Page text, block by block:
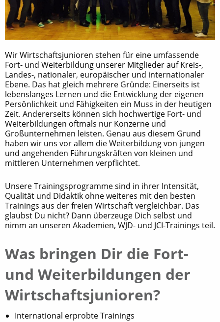
Wir Wirtschaftsjunioren stehen für eine umfassende
Fort- und Weiterbildung unserer Mitglieder auf Kreis-,
Landes-, nationaler, europäischer und internationaler
Ebene. Das hat gleich mehrere Gründe: Einerseits ist
lebenslanges Lernen und die Entwicklung der eigenen
Persönlichkeit und Fähigkeiten ein Muss in der heutigen
Zeit. Andererseits können sich hochwertige Fort- und
Weiterbildungen oftmals nur Konzerne und
Großunternehmen leisten. Genau aus diesem Grund
haben wir uns vor allem die Weiterbildung von jungen
und angehenden Führungskräften von kleinen und
mittleren Unternehmen verpflichtet.
Unsere Trainingsprogramme sind in ihrer Intensität,
Qualität und Didaktik ohne weiteres mit den besten
Trainings aus der freien Wirtschaft vergleichbar. Das
glaubst Du nicht? Dann überzeuge Dich selbst und
nimm an unseren Akademien, WJD- und JCI-Trainings teil.
Was bringen Dir die Fort-
und Weiterbildungen der
Wirtschaftsjunioren?
International erprobte Trainings